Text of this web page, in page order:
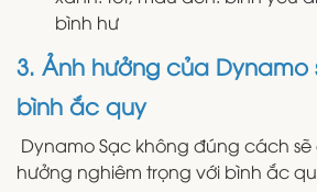
bình hư
3. Ảnh hưởng của Dynamo
bình ắc quy
Dynamo Sạc không đúng cách
hưởng nghiêm trọng với bình ắc